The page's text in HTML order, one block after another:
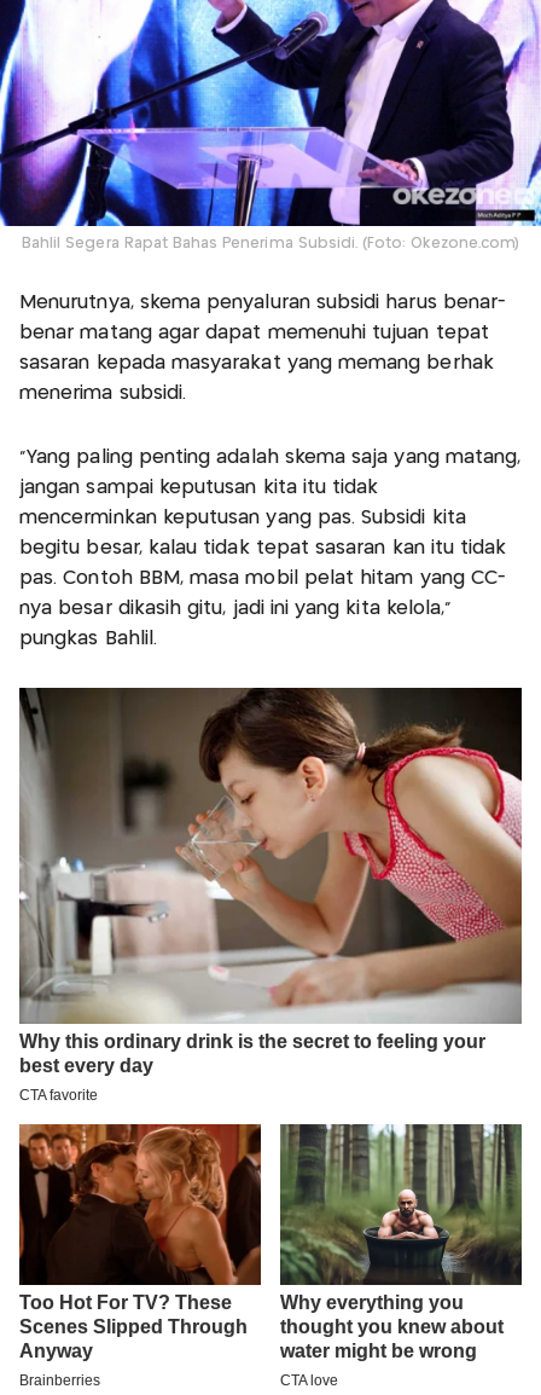
Bahlil Segera Rapat Bahas Penerima Subsidi. (Foto: Okezone.com)
Menurutnya, skema penyaluran subsidi harus benar-
benar matang agar dapat memenuhi tujuan tepat
sasaran kepada masyarakat yang memang berhak
menerima subsidi.
"Yang paling penting adalah skema saja yang matang,
jangan sampai keputusan kita itu tidak
mencerminkan keputusan yang pas. Subsidi kita
begitu besar, kalau tidak tepat sasaran kan itu tidak
pas. Contoh BBM, masa mobil pelat hitam yang CC-
nya besar dikasih gitu, jadi ini yang kita kelola,"
pungkas Bahlil.